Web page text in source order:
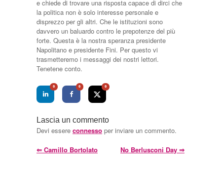
e chiede di trovare una risposta capace di dirci che
la politica non è solo interesse personale e
disprezzo per gli altri. Che le istituzioni sono
davvero un baluardo contro le prepotenze del più
forte. Questa è la nostra speranza presidente
Napolitano e presidente Fini. Per questo vi
trasmetteremo i messaggi dei nostri lettori.
Tenetene conto.
0 0 0
Lascia un commento
Devi essere connesso per inviare un commento.
⇐ Camillo Bortolato No Berlusconi Day ⇒